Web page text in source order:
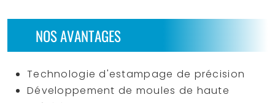
NOS AVANTAGES
Technologie d'estampage de précision
Développement de moules de haute